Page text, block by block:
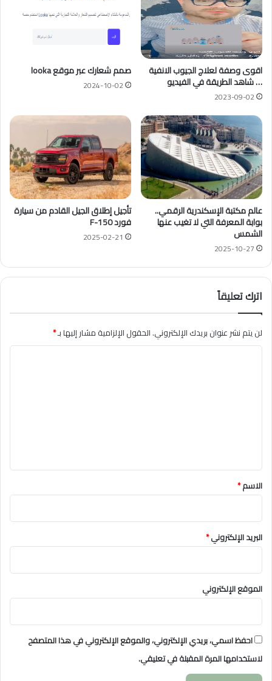
اقوى وصفة لعلاج الجيوب الانفية
… شاهد الطريقة في الفيديو
2023-09-02
صمم شعارك عبر موقع looka
2024-10-02
عالم مكتبة الإسكندرية الرقمي..
بوابة المعرفة التي لا تغيب عنها
الشمس
2025-10-27
تأجيل إطلاق الجيل القادم من سيارة
فورد F-150
2025-02-21
اترك تعليقاً
لن يتم نشر عنوان بريدك الإلكتروني.الحقول الإلزامية مشار إليها بـ*
*
الاسم*
البريد الإلكتروني*
الموقع الإلكتروني
احفظ اسمي، بريدي الإلكتروني، والموقع الإلكتروني في هذا المتصفح
لاستخدامها المرة المقبلة في تعليقي.